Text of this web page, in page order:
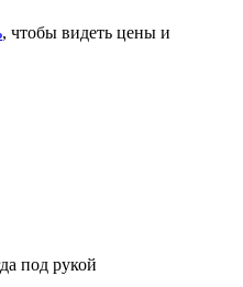
, чтобы видеть цены и
под рукой